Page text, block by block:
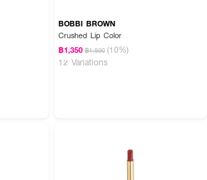
BOBBI BROWN
Crushed Lip Color
฿1,350 ฿1,500 (10%)
12 Variations